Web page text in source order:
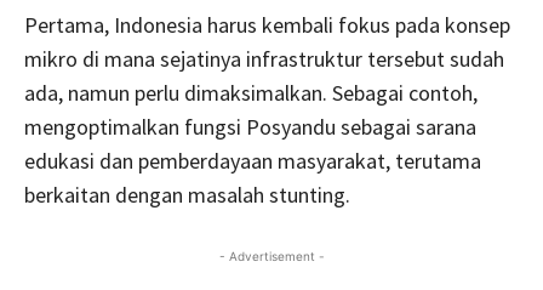
Pertama, Indonesia harus kembali fokus pada konsep
mikro di mana sejatinya infrastruktur tersebut sudah
ada, namun perlu dimaksimalkan. Sebagai contoh,
mengoptimalkan fungsi Posyandu sebagai sarana
edukasi dan pemberdayaan masyarakat, terutama
berkaitan dengan masalah stunting.
- Advertisement -